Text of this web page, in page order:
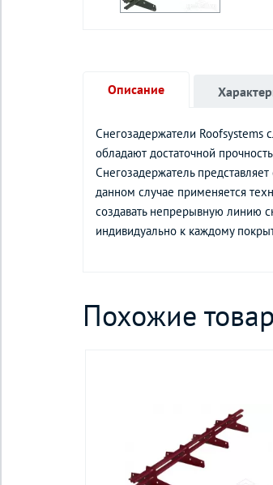
Описание
Снегозадержатели Roofsystems
обладают достаточной
Снегозадержатель
данном случае применяется
создавать непрерывную линию
индивидуально к каждому
Похожие